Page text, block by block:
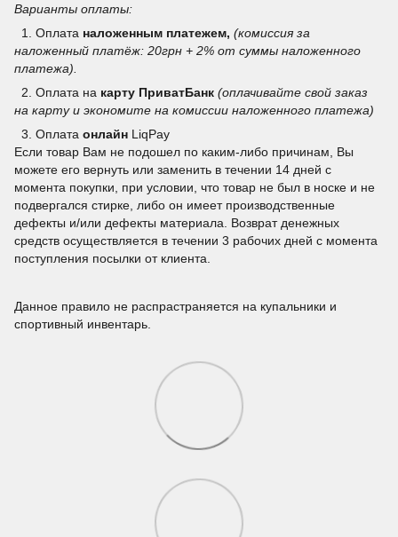
Варианты оплаты:
1. Оплата наложенным платежем, (комиссия за
наложенный платёж: 20грн + 2% от суммы наложенного
платежа).
2. Оплата на карту ПриватБанк (оплачивайте свой заказ
на карту и экономите на комиссии наложенного платежа)
3. Оплата онлайн LiqPay
Если товар Вам не подошел по каким-либо причинам, Вы
можете его вернуть или заменить в течении 14 дней с
момента покупки, при условии, что товар не был в носке и не
подвергался стирке, либо он имеет производственные
дефекты и/или дефекты материала. Возврат денежных
средств осуществляется в течении 3 рабочих дней с момента
поступления посылки от клиента.
Данное правило не распрастраняется на купальники и
спортивный инвентарь.